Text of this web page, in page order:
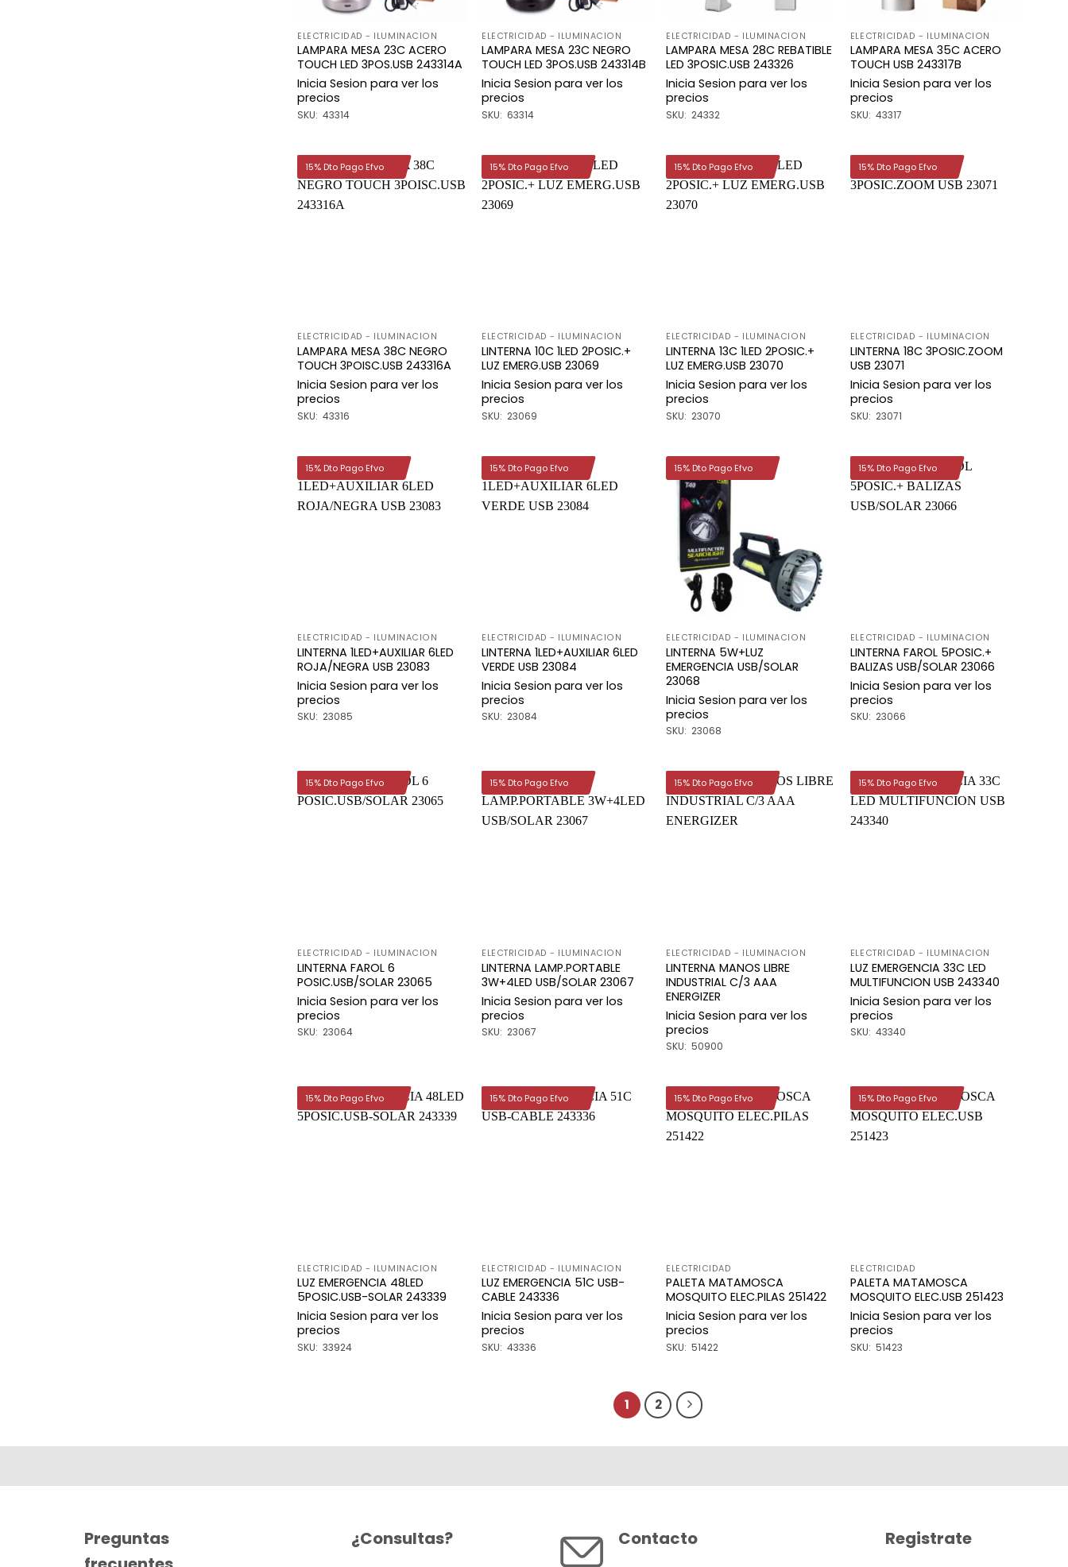
ELECTRICIDAD - ILUMINACION
LAMPARA MESA 23C ACERO
TOUCH LED 3POS.USB 243314A
Inicia Sesion para ver los
precios
SKU: 43314
ELECTRICIDAD - ILUMINACION
LAMPARA MESA 23C NEGRO
TOUCH LED 3POS.USB 243314B
Inicia Sesion para ver los
precios
SKU: 63314
ELECTRICIDAD - ILUMINACION
LAMPARA MESA 28C REBATIBLE
LED 3POSIC.USB 243326
Inicia Sesion para ver los
precios
SKU: 24332
ELECTRICIDAD - ILUMINACION
LAMPARA MESA 35C ACERO
TOUCH USB 243317B
Inicia Sesion para ver los
precios
SKU: 43317
ELECTRICIDAD - ILUMINACION
LAMPARA MESA 38C NEGRO
TOUCH 3POISC.USB 243316A
Inicia Sesion para ver los
precios
SKU: 43316
15% Dto Pago Efvo
ELECTRICIDAD - ILUMINACION
LINTERNA 10C 1LED 2POSIC.+
LUZ EMERG.USB 23069
Inicia Sesion para ver los
precios
SKU: 23069
15% Dto Pago Efvo
ELECTRICIDAD - ILUMINACION
LINTERNA 13C 1LED 2POSIC.+
LUZ EMERG.USB 23070
Inicia Sesion para ver los
precios
SKU: 23070
15% Dto Pago Efvo
ELECTRICIDAD - ILUMINACION
LINTERNA 18C 3POSIC.ZOOM
USB 23071
Inicia Sesion para ver los
precios
SKU: 23071
15% Dto Pago Efvo
Añadir
a la
ELECTRICIDAD - ILUMINACION
LINTERNA 1LED+AUXILIAR 6LED
ROJA/NEGRA USB 23083
Inicia Sesion para ver los
precios
SKU: 23085
15% Dto Pago Efvo
ELECTRICIDAD - ILUMINACION
LINTERNA 1LED+AUXILIAR 6LED
VERDE USB 23084
Inicia Sesion para ver los
precios
SKU: 23084
15% Dto Pago Efvo
ELECTRICIDAD - ILUMINACION
LINTERNA 5W+LUZ
EMERGENCIA USB/SOLAR
23068
Inicia Sesion para ver los
precios
SKU: 23068
15% Dto Pago Efvo
ELECTRICIDAD - ILUMINACION
LINTERNA FAROL 5POSIC.+
BALIZAS USB/SOLAR 23066
Inicia Sesion para ver los
precios
SKU: 23066
15% Dto Pago Efvo
ELECTRICIDAD - ILUMINACION
LINTERNA FAROL 6
POSIC.USB/SOLAR 23065
Inicia Sesion para ver los
precios
SKU: 23064
15% Dto Pago Efvo
ELECTRICIDAD - ILUMINACION
LINTERNA LAMP.PORTABLE
3W+4LED USB/SOLAR 23067
Inicia Sesion para ver los
precios
SKU: 23067
15% Dto Pago Efvo
ELECTRICIDAD - ILUMINACION
LINTERNA MANOS LIBRE
INDUSTRIAL C/3 AAA
ENERGIZER
Inicia Sesion para ver los
precios
SKU: 50900
15% Dto Pago Efvo
ELECTRICIDAD - ILUMINACION
LUZ EMERGENCIA 33C LED
MULTIFUNCION USB 243340
Inicia Sesion para ver los
precios
SKU: 43340
15% Dto Pago Efvo
ELECTRICIDAD - ILUMINACION
LUZ EMERGENCIA 48LED
5POSIC.USB-SOLAR 243339
Inicia Sesion para ver los
precios
SKU: 33924
15% Dto Pago Efvo
ELECTRICIDAD - ILUMINACION
LUZ EMERGENCIA 51C USB-
CABLE 243336
Inicia Sesion para ver los
precios
SKU: 43336
15% Dto Pago Efvo
ELECTRICIDAD
PALETA MATAMOSCA
MOSQUITO ELEC.PILAS 251422
Inicia Sesion para ver los
precios
SKU: 51422
15% Dto Pago Efvo
ELECTRICIDAD
PALETA MATAMOSCA
MOSQUITO ELEC.USB 251423
Inicia Sesion para ver los
precios
SKU: 51423
15% Dto Pago Efvo
1 2
Preguntas
¿Consultas? Contacto Registrate